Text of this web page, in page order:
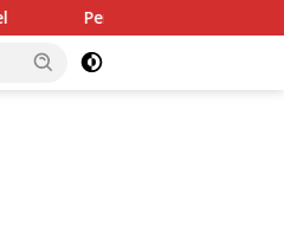
Kelola Keuangan Negara, BPN